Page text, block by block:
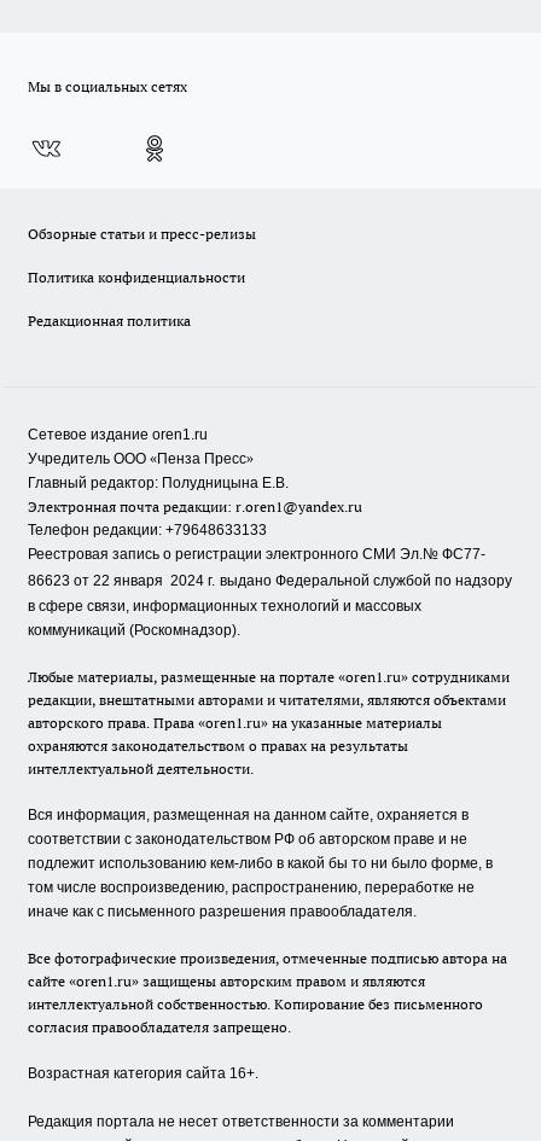
Мы в социальных сетях
Обзорные статьи и пресс-релизы
Политика конфиденциальности
Редакционная политика
Сетевое издание oren1.ru
Учредитель ООО «Пенза Пресс»
Главный редактор: Полудницына Е.В.
Электронная почта редакции: r.oren1@yandex.ru
Телефон редакции: +79648633133
Реестровая запись о регистрации электронного СМИ Эл.№ ФС77-
86623 от 22 января 2024 г. выдано Федеральной службой по надзору
в сфере связи, информационных технологий и массовых
коммуникаций (Роскомнадзор).
Любые материалы, размещенные на портале «oren1.ru» сотрудниками
редакции, внештатными авторами и читателями, являются объектами
авторского права. Права «oren1.ru» на указанные материалы
охраняются законодательством о правах на результаты
интеллектуальной деятельности.
Вся информация, размещенная на данном сайте, охраняется в
соответствии с законодательством РФ об авторском праве и не
подлежит использованию кем-либо в какой бы то ни было форме, в
том числе воспроизведению, распространению, переработке не
иначе как с письменного разрешения правообладателя.
Все фотографические произведения, отмеченные подписью автора на
сайте «oren1.ru» защищены авторским правом и являются
интеллектуальной собственностью. Копирование без письменного
согласия правообладателя запрещено.
Возрастная категория сайта 16+.
Редакция портала не несет ответственности за комментарии